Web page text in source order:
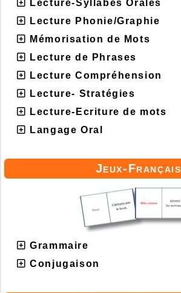
Lecture-Syllabes Orales
Lecture Phonie/Graphie
Mémorisation de Mots
Lecture de Phrases
Lecture Compréhension
Lecture- Stratégies
Lecture-Ecriture de mots
Langage Oral
Jeux-Français
Grammaire
Conjugaison